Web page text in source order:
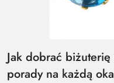
Jak dobrać
porady na każdą